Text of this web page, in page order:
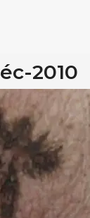
2010